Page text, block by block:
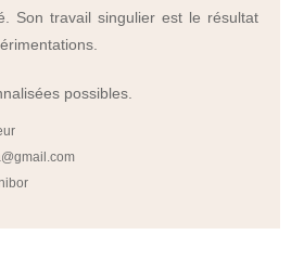
Son travail singulier est le résultat
possibles.